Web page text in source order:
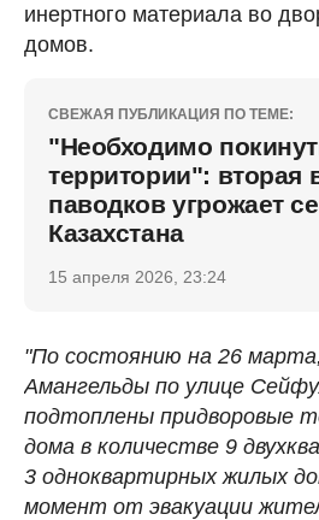
инертного материала во
домов.
СВЕЖАЯ ПУБЛИКАЦИЯ ПО ТЕМЕ:
"Необходимо
территории": вторая
паводков угрожает
Казахстана
15 апреля 2026, 23:24
"По состоянию на 26
Амангельды по улице
подтоплены придворовые
дома в количестве 9
3 одноквартирных жилых
момент от эвакуации